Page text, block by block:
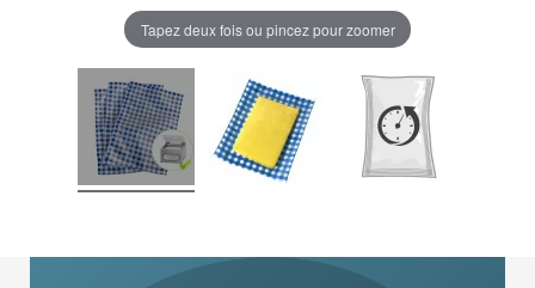
Tapez deux fois ou pincez pour zoomer